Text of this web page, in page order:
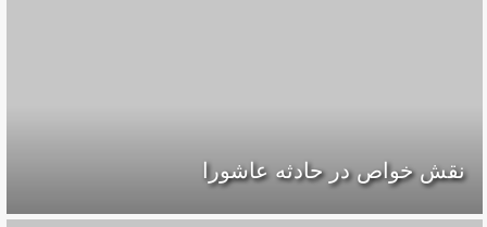
نقش خواص در حادثه عاشورا